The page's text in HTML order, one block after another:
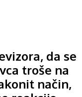
da se
troše na
način,